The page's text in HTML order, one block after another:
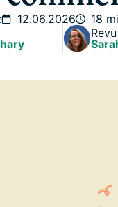
12.06.2026
18